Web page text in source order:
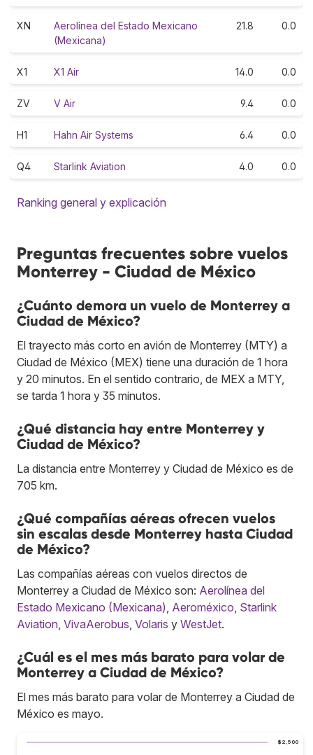
XN
Aerolínea del Estado Mexicano
(Mexicana)
21.8 0.0
X1 X1 Air 14.0 0.0
ZV V Air 9.4 0.0
H1 Hahn Air Systems 6.4 0.0
Q4 Starlink Aviation 4.0 0.0
Ranking general y explicación
Preguntas frecuentes sobre vuelos
Monterrey - Ciudad de México
¿Cuánto demora un vuelo de Monterrey a
Ciudad de México?
El trayecto más corto en avión de Monterrey (MTY) a
Ciudad de México (MEX) tiene una duración de 1 hora
y 20 minutos. En el sentido contrario, de MEX a MTY,
se tarda 1 hora y 35 minutos.
¿Qué distancia hay entre Monterrey y
Ciudad de México?
La distancia entre Monterrey y Ciudad de México es de
705 km.
¿Qué compañías aéreas ofrecen vuelos
sin escalas desde Monterrey hasta Ciudad
de México?
Las compañías aéreas con vuelos directos de
Monterrey a Ciudad de México son: Aerolínea del
Estado Mexicano (Mexicana) Aeroméxico Starlink
Aviation VivaAerobus Volaris y WestJet.
¿Cuál es el mes más barato para volar de
Monterrey a Ciudad de México?
El mes más barato para volar de Monterrey a Ciudad de
México es mayo.
$2,500